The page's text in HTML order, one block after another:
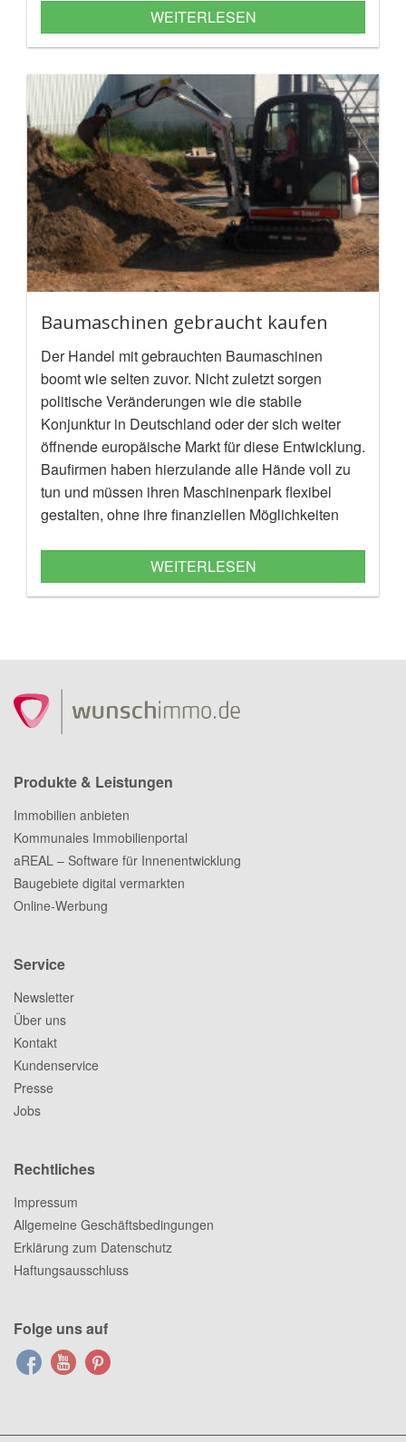
selbst noch Hand anlegen können.
WEITERLESEN
Baumaschinen gebraucht kaufen
Der Handel mit gebrauchten Baumaschinen
boomt wie selten zuvor. Nicht zuletzt sorgen
politische Veränderungen wie die stabile
Konjunktur in Deutschland oder der sich weiter
öffnende europäische Markt für diese Entwicklung.
Baufirmen haben hierzulande alle Hände voll zu
tun und müssen ihren Maschinenpark flexibel
gestalten, ohne ihre finanziellen Möglichkeiten
WEITERLESEN
Produkte & Leistungen
Immobilien anbieten
Kommunales Immobilienportal
aREAL – Software für Innenentwicklung
Baugebiete digital vermarkten
Online-Werbung
Service
Newsletter
Über uns
Kontakt
Kundenservice
Presse
Jobs
Rechtliches
Impressum
Allgemeine Geschäftsbedingungen
Erklärung zum Datenschutz
Haftungsausschluss
Folge uns auf